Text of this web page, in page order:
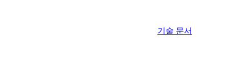
기술 문서